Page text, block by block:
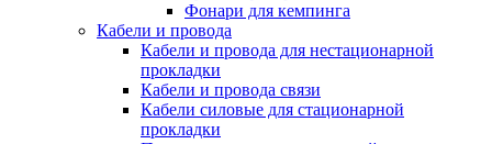
Фонари для кемпинга
Кабели и провода
Кабели и провода для нестационарной
прокладки
Кабели и провода связи
Кабели силовые для стационарной
прокладки